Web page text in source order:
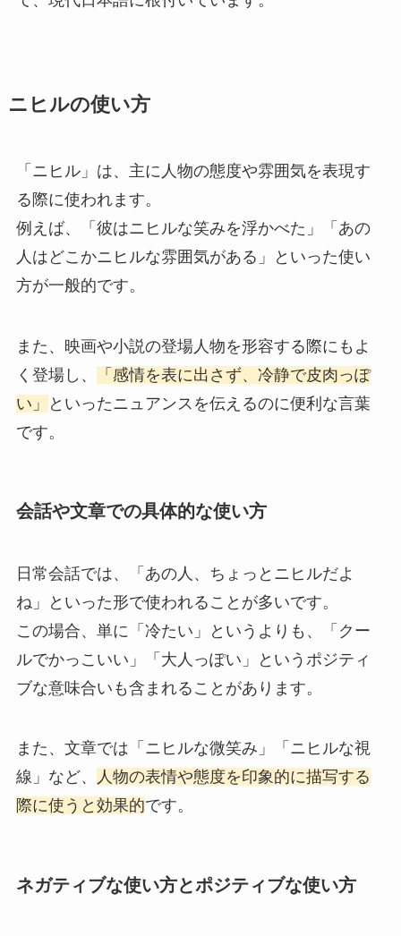
ニヒルの使い方
「ニヒル」は、主に人物の態度や雰囲気を表現す
る際に使われます。
例えば、「彼はニヒルな笑みを浮かべた」「あの
人はどこかニヒルな雰囲気がある」といった使い
方が一般的です。
また、映画や小説の登場人物を形容する際にもよ
く登場し、
「感情を表に出さず、冷静で皮肉っぽ
い」
といったニュアンスを伝えるのに便利な言葉
です。
会話や文章での具体的な使い方
日常会話では、「あの人、ちょっとニヒルだよ
ね」といった形で使われることが多いです。
この場合、単に「冷たい」というよりも、「クー
ルでかっこいい」「大人っぽい」というポジティ
ブな意味合いも含まれることがあります。
また、文章では「ニヒルな微笑み」「ニヒルな視
線」など、
人物の表情や態度を印象的に描写する
際に使うと効果的です。
ネガティブな使い方とポジティブな使い方